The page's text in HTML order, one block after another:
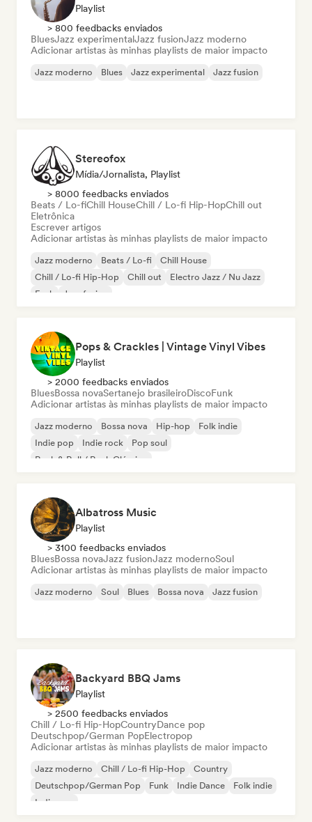
Playlist
> 800 feedbacks enviados
BluesJazz experimentalJazz fusionJazz moderno
Adicionar artistas às minhas playlists de maior impacto
Jazz moderno Blues Jazz experimental Jazz fusion
Stereofox
Mídia/Jornalista, Playlist
> 8000 feedbacks enviados
Beats / Lo-fiChill HouseChill / Lo-fi Hip-HopChill out
Eletrônica
Escrever artigos
Adicionar artistas às minhas playlists de maior impacto
Jazz moderno Beats / Lo-fi
Chill House
Chill / Lo-fi Hip-Hop
Chill out
Electro Jazz / Nu Jazz
Funk
Jazz fusion
Pops & Crackles | Vintage Vinyl Vibes
Playlist
> 2000 feedbacks enviados
BluesBossa novaSertanejo brasileiroDiscoFunk
Adicionar artistas às minhas playlists de maior impacto
Jazz moderno Bossa nova Hip-hop
Folk indie
Indie pop
Indie rock
Pop soul
Rock & Roll / Rock Clássico
Albatross Music
Playlist
> 3100 feedbacks enviados
BluesBossa novaJazz fusionJazz modernoSoul
Adicionar artistas às minhas playlists de maior impacto
Jazz moderno Soul Blues Bossa nova Jazz fusion
Backyard BBQ Jams
Playlist
> 2500 feedbacks enviados
Chill / Lo-fi Hip-HopCountryDance pop
Deutschpop/German PopElectropop
Adicionar artistas às minhas playlists de maior impacto
Jazz moderno Chill / Lo-fi Hip-Hop
Country
Deutschpop/German Pop
Funk Indie Dance
Folk indie
Indie pop